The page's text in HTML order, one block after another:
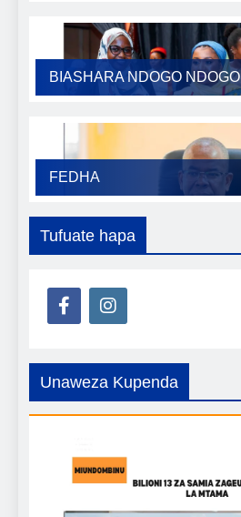
BIASHARA NDOGO NDOGO
FEDHA
Tufuate hapa
Unaweza Kupenda